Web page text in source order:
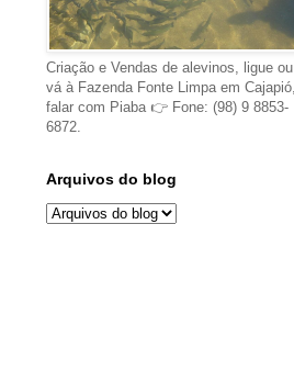
Criação e Vendas de alevinos, ligue ou
vá à Fazenda Fonte Limpa em Cajapió,
falar com Piaba 👉 Fone: (98) 9 8853-
6872.
Arquivos do blog